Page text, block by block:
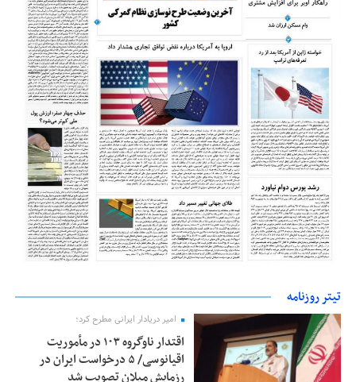
تیتر روزنامه
امیر دریادار ایرانی مطرح کرد؛
اقتدار ناوگروه ۱۰۳ در مأموریت‌
اقیانوسی/ ۵ درخواست ایران در
رزمایش میلان تصویب شد